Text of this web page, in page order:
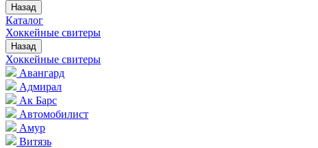
Назад
Каталог
Хоккейные свитеры
Назад
Хоккейные свитеры
Авангард
Адмирал
Ак Барс
Автомобилист
Амур
Витязь